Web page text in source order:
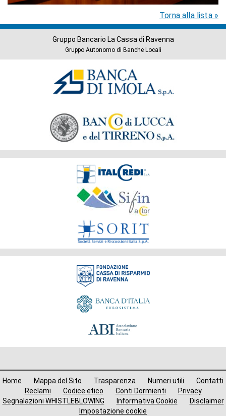
Torna alla lista »
Gruppo Bancario La Cassa di Ravenna
Gruppo Autonomo di Banche Locali
Fondazione
Home Mappa del Sito Trasparenza Numeri utili
Contatti
Reclami
Codice etico Conti Dormienti
Privacy
Segnalazioni WHISTLEBLOWING
Informativa Cookie
Disclaimer
Impostazione cookie